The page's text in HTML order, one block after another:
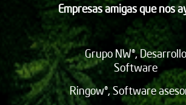
Empresas amigas que nos
Grupo NW®, Desarrollo
Software
Ringow®, Software